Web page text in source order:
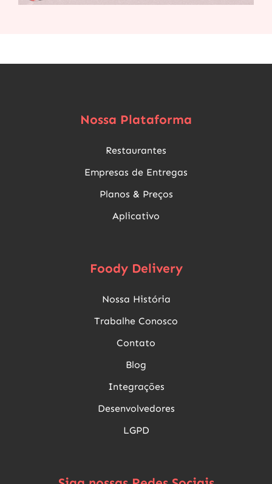
Nossa Plataforma
Restaurantes
Empresas de Entregas
Planos & Preços
Aplicativo
Foody Delivery
Nossa História
Trabalhe Conosco
Contato
Blog
Integrações
Desenvolvedores
LGPD